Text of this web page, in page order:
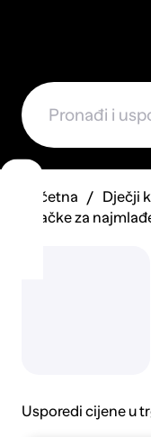
Početna Dječji
Igračke za
Usporedi cijene u